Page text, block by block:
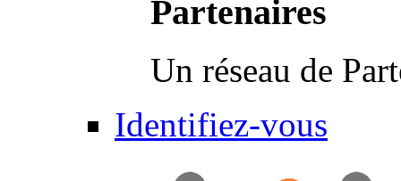
Partenaires
Un réseau de
Identifiez-vous